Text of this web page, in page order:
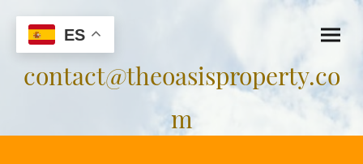
contact@theoasisproperty.co
m
ES